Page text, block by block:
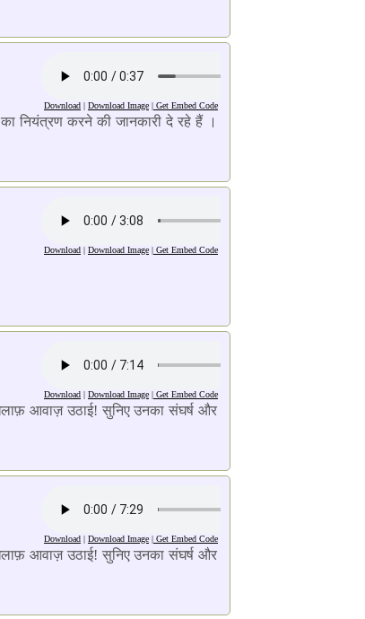
Download | Download Image | Get Embed Code
नियंत्रण करने की जानकारी दे रहे हैं ।
Download | Download Image | Get Embed Code
Download | Download Image | Get Embed Code
आवाज़ उठाई! सुनिए उनका संघर्ष और
Download | Download Image | Get Embed Code
आवाज़ उठाई! सुनिए उनका संघर्ष और